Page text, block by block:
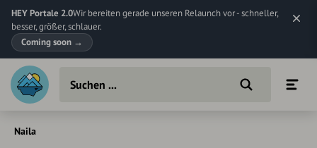
HEY Portale 2.0Wir bereiten gerade unseren Relaunch vor - schneller,
besser, größer, schlauer.
Coming soon →
Naila